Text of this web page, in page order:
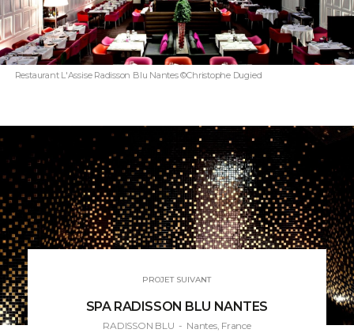
Restaurant L'Assise Radisson Blu Nantes ©Christophe Dugied
PROJET SUIVANT
SPA RADISSON BLU NANTES
RADISSON BLU - Nantes, France